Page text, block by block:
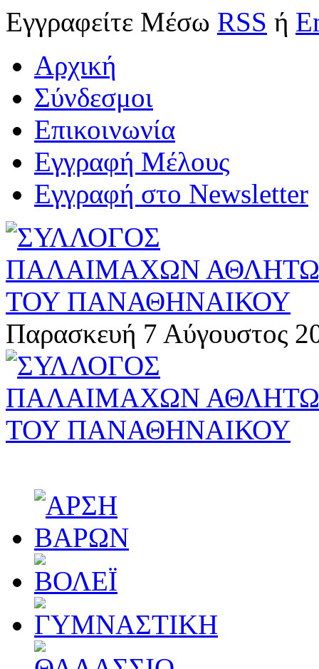
Εγγραφείτε Μέσω RSS ή
Αρχική
Σύνδεσμοι
Επικοινωνία
Εγγραφή Μέλους
Εγγραφή στο Newsletter
Παρασκευή 7 Αύγουστος